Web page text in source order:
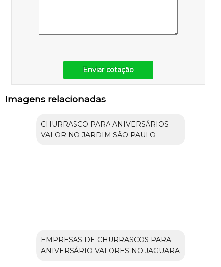
Enviar cotação
Imagens relacionadas
CHURRASCO PARA ANIVERSÁRIOS
VALOR NO JARDIM SÃO PAULO
EMPRESAS DE CHURRASCOS PARA
ANIVERSÁRIO VALORES NO JAGUARA